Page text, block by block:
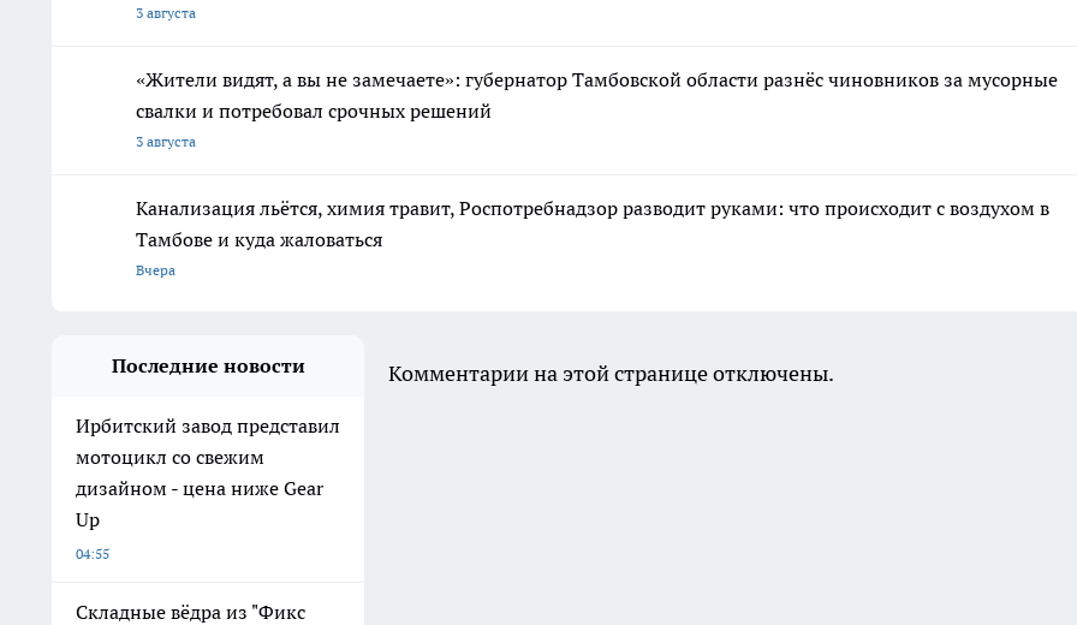
3 августа
«Жители видят, а вы не замечаете»: губернатор Тамбовской области разнёс чиновников за мусорные
свалки и потребовал срочных решений
3 августа
Канализация льётся, химия травит, Роспотребнадзор разводит руками: что происходит с воздухом в
Тамбове и куда жаловаться
Вчера
Последние новости
Ирбитский завод представил
мотоцикл со свежим
дизайном - цена ниже Gear
Up
04:55
Складные вёдра из "Фикс
Комментарии на этой странице отключены.